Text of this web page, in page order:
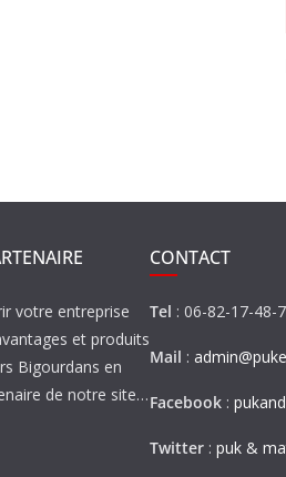
votre entreprise
et produits
Bigourdans en
de notre site…
CONTACT
Tel : 06-82-17-48-
Mail :
Facebook :
Twitter : puk &